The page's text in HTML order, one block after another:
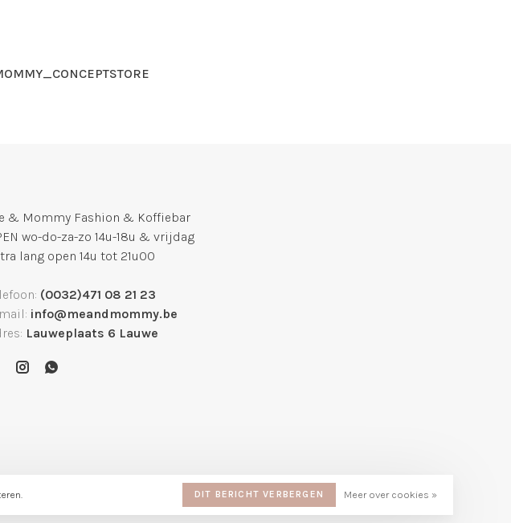
& Mommy Fashion & Koffiebar
wo-do-za-zo 14u-18u & vrijdag
lang open 14u tot 21u00
(0032)471 08 21 23
info@meandmommy.be
Lauweplaats 6 Lauwe
DIT BERICHT VERBERGEN Meer over cookies »